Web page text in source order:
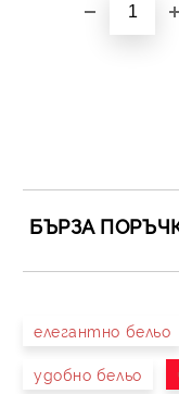
БЪРЗА
елегантно бельо
удобно бельо